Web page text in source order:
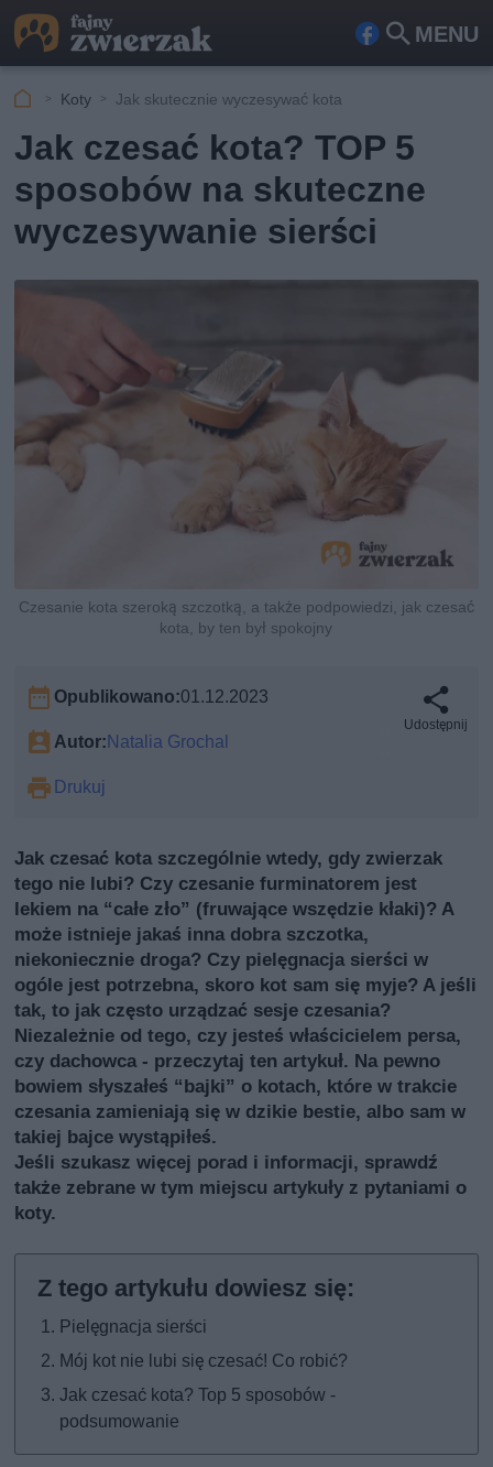
MENU
Fa Szu
Koty Jak skutecznie wyczesywać kota
Jak czesać kota? TOP 5
sposobów na skuteczne
wyczesywanie sierści
Czesanie kota szeroką szczotką, a także podpowiedzi, jak czesać
kota, by ten był spokojny
Opublikowano:01.12.2023
Autor:Natalia Grochal
Drukuj
Udostępnij
Jak czesać kota szczególnie wtedy, gdy zwierzak
tego nie lubi? Czy czesanie furminatorem jest
lekiem na “całe zło” (fruwające wszędzie kłaki)? A
może istnieje jakaś inna dobra szczotka,
niekoniecznie droga? Czy pielęgnacja sierści w
ogóle jest potrzebna, skoro kot sam się myje? A jeśli
tak, to jak często urządzać sesje czesania?
Niezależnie od tego, czy jesteś właścicielem persa,
czy dachowca - przeczytaj ten artykuł. Na pewno
bowiem słyszałeś “bajki” o kotach, które w trakcie
czesania zamieniają się w dzikie bestie, albo sam w
takiej bajce wystąpiłeś.
Jeśli szukasz więcej porad i informacji, sprawdź
także zebrane w tym miejscu artykuły z pytaniami o
koty.
Pielęgnacja sierści
Mój kot nie lubi się czesać! Co robić?
Jak czesać kota? Top 5 sposobów -
podsumowanie